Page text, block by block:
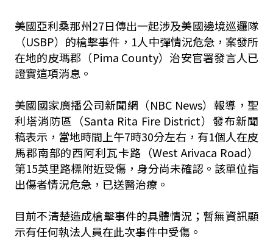
美國亞利桑那州27日傳出一起涉及美國邊境巡邏隊
（USBP）的槍擊事件，1人中彈情況危急，案發所
在地的皮瑪郡（Pima County）治安官署發言人已
證實這項消息。
美國國家廣播公司新聞網（NBC News）報導，聖
利塔消防區（Santa Rita Fire District）發布新聞
稿表示，當地時間上午7時30分左右，有1個人在皮
馬郡南部的西阿利瓦卡路（West Arivaca Road）
第15英里路標附近受傷，身分尚未確認。該單位指
出傷者情況危急，已送醫治療。
目前不清楚造成槍擊事件的具體情況；暫無資訊顯
示有任何執法人員在此次事件中受傷。